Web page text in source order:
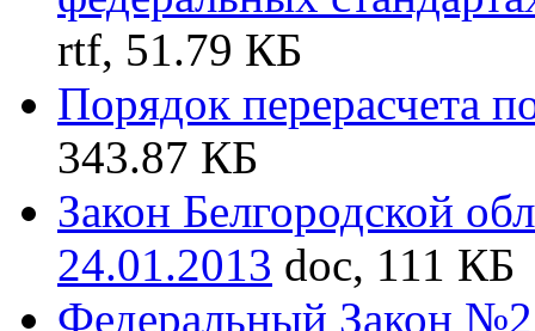
rtf, 51.79 КБ
Порядок перерасчета
343.87 КБ
Закон Белгородской
24.01.2013 doc, 111 КБ
Федеральный Закон